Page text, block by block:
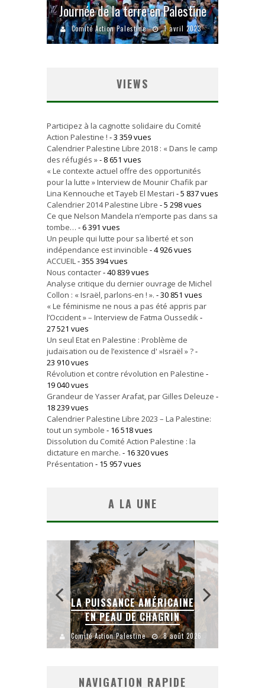
Journée de la terre en Palestine
Comité Action Palestine 1 avril 2023
VIEWS
Participez à la cagnotte solidaire du Comité
Action Palestine ! - 3 359 vues
Calendrier Palestine Libre 2018 : « Dans le camp
des réfugiés »- 8 651 vues
« Le contexte actuel offre des opportunités
pour la lutte » Interview de Mounir Chafik par
Lina Kennouche et Tayeb El Mestari - 5 837 vues
Calendrier 2014 Palestine Libre - 5 298 vues
Ce que Nelson Mandela n’emporte pas dans sa
tombe… - 6 391 vues
Un peuple qui lutte pour sa liberté et son
indépendance est invincible - 4 926 vues
ACCUEIL - 355 394 vues
Nous contacter- 40 839 vues
Analyse critique du dernier ouvrage de Michel
Collon : « Israël, parlons-en ! ». - 30 851 vues
« Le féminisme ne nous a pas été appris par
l’Occident » – Interview de Fatma Oussedik -
27 521 vues
Un seul Etat en Palestine : Problème de
judaïsation ou de l’existence d' »Israël » ?-
23 910 vues
Révolution et contre révolution en Palestine -
19 040 vues
Grandeur de Yasser Arafat, par Gilles Deleuze -
18 239 vues
Calendrier Palestine Libre 2023 – La Palestine:
tout un symbole - 16 518 vues
Dissolution du Comité Action Palestine : la
dictature en marche. - 16 320 vues
Présentation - 15 957 vues
A LA UNE
LA PUISSANCE AMÉRICAINE
EN PEAU DE CHAGRIN
Comité Action Palestine 8 août 2026
NAVIGATION RAPIDE